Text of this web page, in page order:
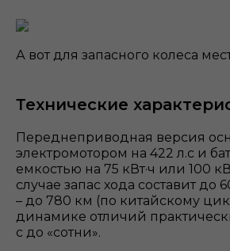
А вот для запасного колеса
Технические
Переднеприводная версия
электромотором на 422 л.с и
емкостью на 75 кВт·ч или 100
случае запас хода составит до
– до 780 км (по китайскому
динамике отличий
с до «сотни».